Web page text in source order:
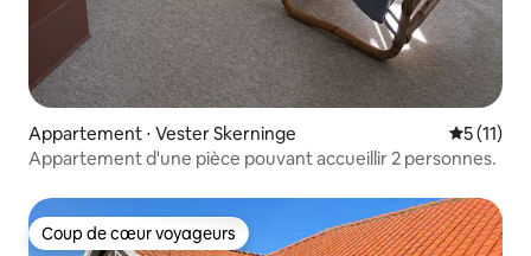
Appartement ⋅ Vester Skerninge
5 (11)
Appartement d'une pièce pouvant accueillir 2 personnes.
Coup de cœur voyageurs
Coup de cœur voyageurs